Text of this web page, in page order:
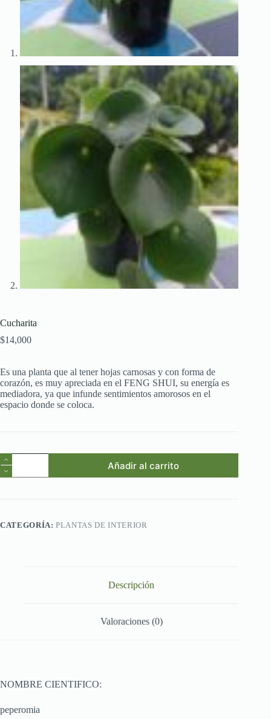
Cucharita
$14,000
Es una planta que al tener hojas carnosas y con forma de
corazón, es muy apreciada en el FENG SHUI, su energía es
mediadora, ya que infunde sentimientos amorosos en el
espacio donde se coloca.
Cucharita
cantidad
Añadir al carrito
CATEGORÍA:PLANTAS DE INTERIOR
Descripción
Valoraciones (0)
NOMBRE CIENTIFICO:
peperomia